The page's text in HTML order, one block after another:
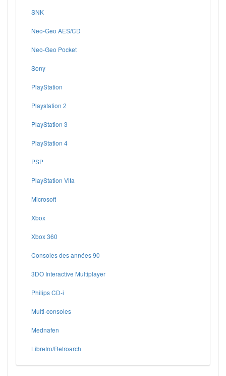
SNK
Neo-Geo AES/CD
Neo-Geo Pocket
Sony
PlayStation
Playstation 2
PlayStation 3
PlayStation 4
PSP
PlayStation Vita
Microsoft
Xbox
Xbox 360
Consoles des années 90
3DO Interactive Multiplayer
Philips CD-i
Multi-consoles
Mednafen
Libretro/Retroarch